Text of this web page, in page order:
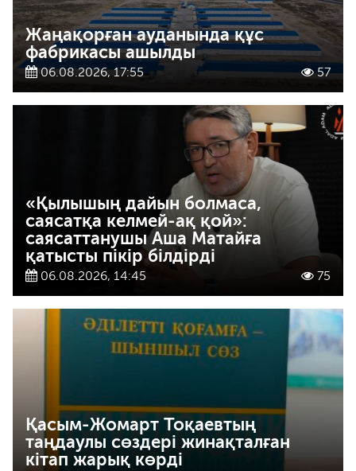
Жаңақорған ауданында құс
фабрикасы ашылды
06.08.2026, 17:55 57
«Қылышың дайын болмаса,
саясатқа келмей-ақ қой»:
саясаттанушы Аша Матайға
қатысты пікір білдірді
06.08.2026, 14:45 75
Қасым-Жомарт Тоқаевтың
таңдаулы сөздері жинақталған
кітап жарық көрді